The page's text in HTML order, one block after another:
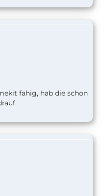
fähig, hab die schon